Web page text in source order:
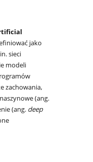
jako
sieci
modeli
zachowania,
(ang.
(ang. deep